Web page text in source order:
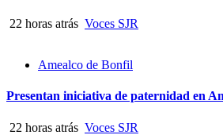
22 horas atrás Voces SJR
Amealco de Bonfil
Presentan iniciativa de paternidad en
22 horas atrás Voces SJR